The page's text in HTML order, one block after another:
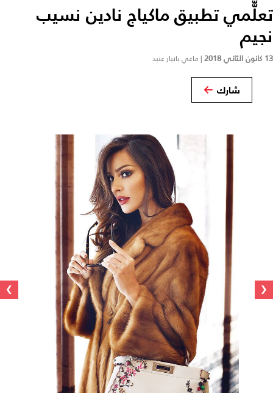
تعلّّمي تطبيق ماكياج نادين نسيب
نجيم
13 كانون الثاني 2018 | ماغي باتيار عنيد
شارك
‹
›